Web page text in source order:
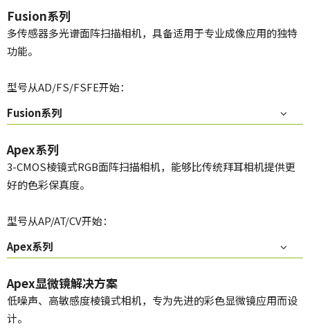
Fusion系列
多传感器多光谱面阵扫描相机，具备适用于专业成像应用的独特
功能。
型号从AD/FS/FSFE开始：
Fusion系列
Apex系列
3-CMOS棱镜式RGB面阵扫描相机，能够比传统拜耳相机提供更
好的色彩保真度。
型号从AP/AT/CV开始：
Apex系列
Apex显微镜解决方案
低噪声、高敏感度棱镜式相机，专为先进的彩色显微镜应用而设
计。